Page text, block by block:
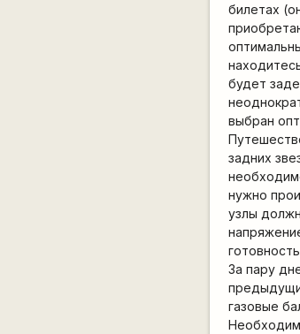
билетах
будет
выбран
задних
нужно
узлы
За пару
газовые